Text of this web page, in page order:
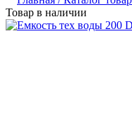
Товар в наличии